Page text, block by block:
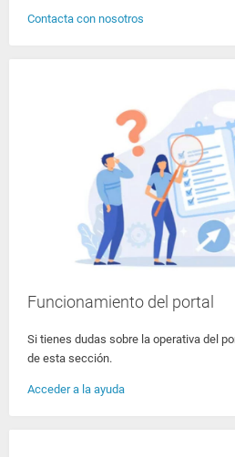
Contacta con nosotros
Funcionamiento del portal
Si tienes dudas sobre la operativa del
de esta sección.
Acceder a la ayuda